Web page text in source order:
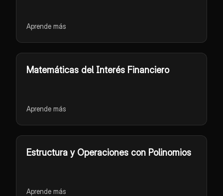
Aprende más
Matemáticas del Interés Financiero
Aprende más
Estructura y Operaciones con Polinomios
Aprende más